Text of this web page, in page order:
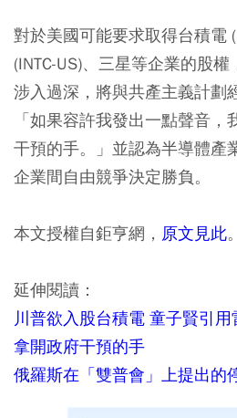
對於美國可能要求取得台積電
(INTC-US)、三星等企業的股
涉入過深，將與共產主義計劃
「如果容許我發出一點聲音
干預的手。」並認為半導體產
企業間自由競爭決定勝負。
本文授權自鉅亨網， 原文見此。
延伸閱讀：
川普欲入股台積電 童子賢引用
拿開政府干預的手
俄羅斯在「雙普會」上提出的